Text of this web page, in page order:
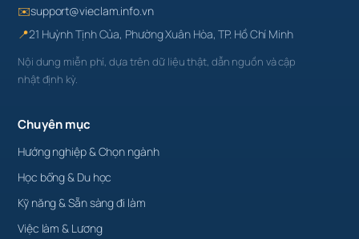
✉️support@vieclam.info.vn
📍21 Huỳnh Tịnh Của, Phường Xuân Hòa, TP. Hồ Chí Minh
Nội dung miễn phí, dựa trên dữ liệu thật, dẫn nguồn và cập
nhật định kỳ.
Chuyên mục
Hướng nghiệp & Chọn ngành
Học bổng & Du học
Kỹ năng & Sẵn sàng đi làm
Việc làm & Lương